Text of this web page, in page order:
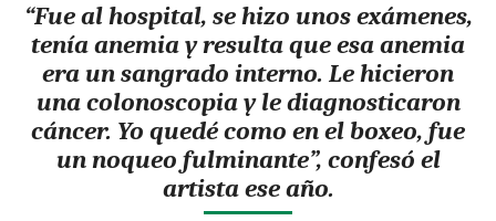
“Fue al hospital, se hizo unos exámenes,
tenía anemia y resulta que esa anemia
era un sangrado interno. Le hicieron
una colonoscopia y le diagnosticaron
cáncer. Yo quedé como en el boxeo, fue
un noqueo fulminante”, confesó el
artista ese año.